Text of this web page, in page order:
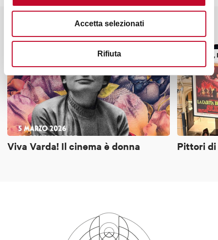
Accetta selezionati
Rifiuta
Potrebbe interessarti anche
Viva Varda! Il cinema è donna Pittori di